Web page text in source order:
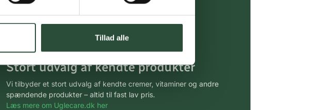
Tillad alle
Faste lave priser*
*Gælder ikke ernæringsprodukter.
Stort udvalg af kendte produkter
Vi tilbyder et stort udvalg af kendte cremer, vitaminer og andre
spændende produkter – altid til fast lav pris.
Læs mere om Uglecare.dk her